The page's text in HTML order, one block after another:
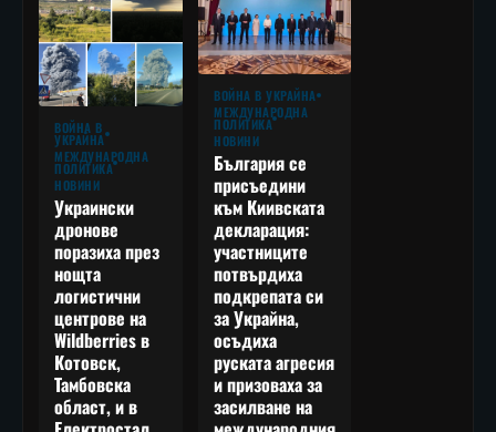
ВОЙНА В
УКРАЙНА
МЕЖДУНАРОДНА
ПОЛИТИКА
НОВИНИ
Украински
дронове
поразиха през
нощта
логистични
центрове на
Wildberries в
Котовск,
Тамбовска
област, и в
ВОЙНА В УКРАЙНА
МЕЖДУНАРОДНА
ПОЛИТИКА
НОВИНИ
България се
присъедини
към Киивската
декларация:
участниците
потвърдиха
подкрепата си
за Украйна,
осъдиха
руската агресия
и призоваха за
засилване на